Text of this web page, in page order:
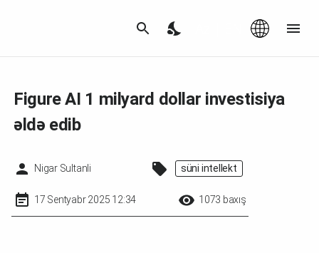
Figure AI 1 milyard dollar investisiya
əldə edib
Nigar Sultanli süni intellekt
17 Sentyabr 2025 12:34 1073 baxış